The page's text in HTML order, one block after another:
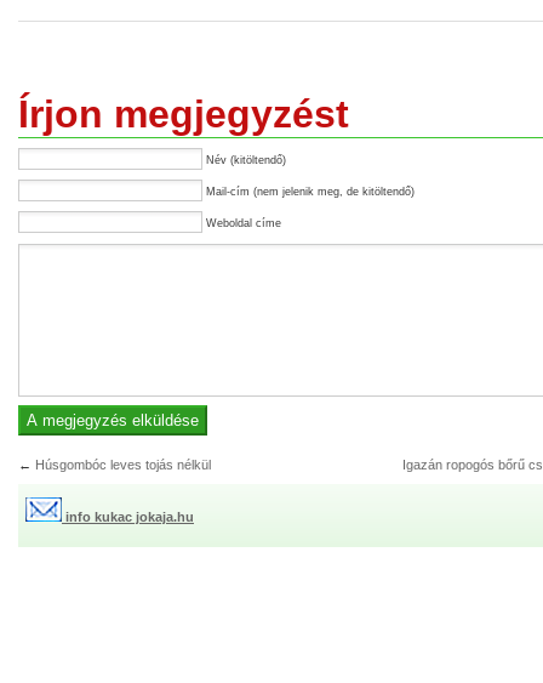
Írjon megjegyzést
Név (kitöltendő)
Mail-cím (nem jelenik meg, de kitöltendő)
Weboldal címe
← Húsgombóc leves tojás nélkül Igazán ropogós bőrű
info kukac jokaja.hu